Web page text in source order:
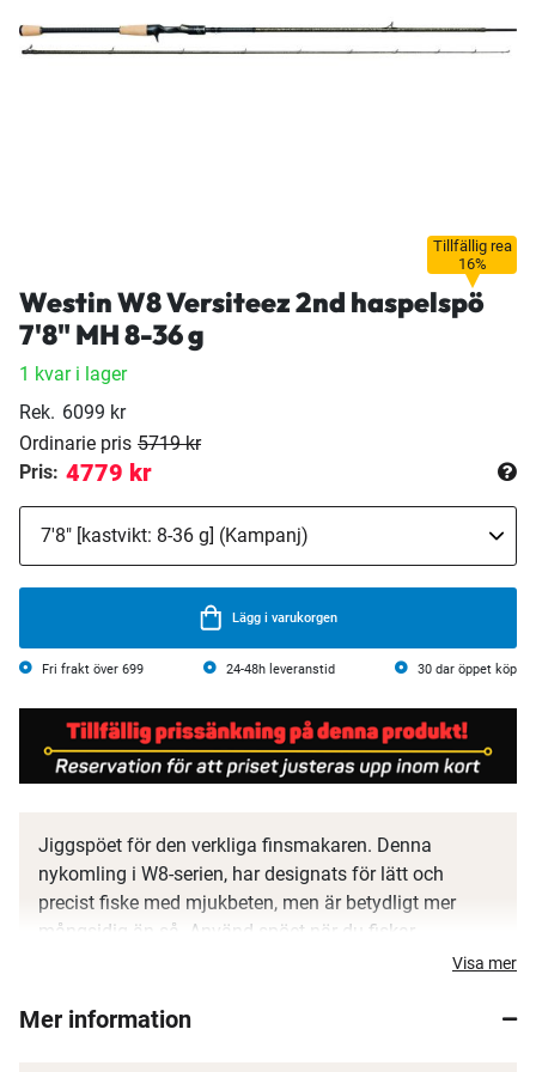
Tillfällig rea
16%
Westin W8 Versiteez 2nd haspelspö
7'8" MH 8-36 g
1 kvar i lager
Rek. 6099 kr
Ordinarie pris 5719 kr
Pris: 4779 kr
Lägg i varukorgen
Fri frakt över 699 24-48h leveranstid 30 dar öppet köp
Jiggspöet för den verkliga finsmakaren. Denna
nykomling i W8-serien, har designats för lätt och
precist fiske med mjukbeten, men är betydligt mer
mångsidig än så. Använd spöet när du fiskar
wobblers, twichbaits och alla typer av bladed jigs,
vilket gör att du kan upptäcka även de försiktigaste
Visa mer
Mer information